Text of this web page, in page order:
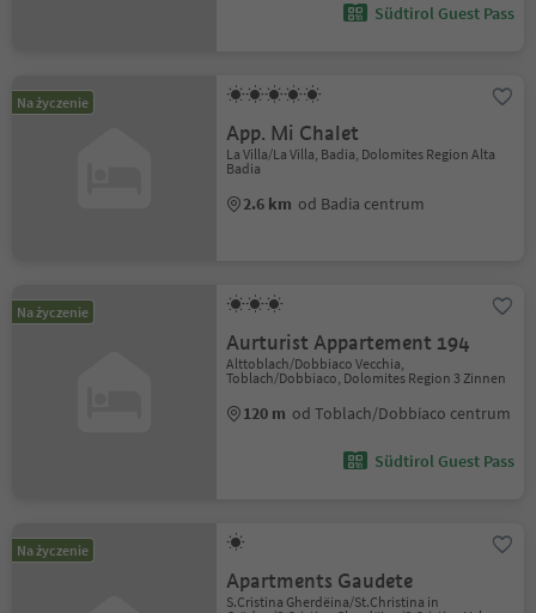
Südtirol Guest Pass
Na życzenie
App. Mi Chalet
La Villa/La Villa, Badia, Dolomites Region Alta
Badia
2.6 km od Badia centrum
Na życzenie
Aurturist Appartement 194
Alttoblach/Dobbiaco Vecchia,
Toblach/Dobbiaco, Dolomites Region 3 Zinnen
120 m od Toblach/Dobbiaco centrum
Südtirol Guest Pass
Na życzenie
Apartments Gaudete
S.Cristina Gherdëina/St.Christina in